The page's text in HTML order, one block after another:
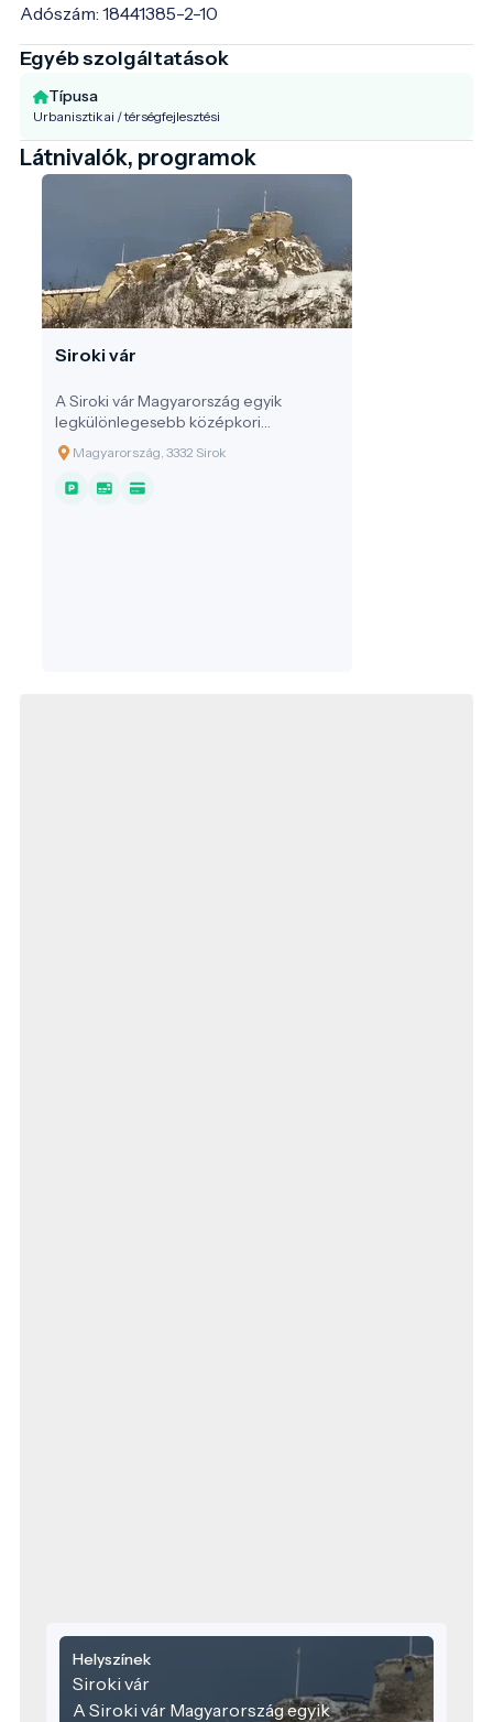
Adószám: 18441385-2-10
Egyéb szolgáltatások
Típusa
Urbanisztikai / térségfejlesztési
Látnivalók, programok
Siroki vár
A Siroki vár Magyarország egyik
legkülönlegesebb középkori
erődítménye, amely nem csupán a tájra
épült, hanem szó szerint a sziklából
született.
Magyarország, 3332 Sirok
Helyszínek
Siroki vár
A Siroki vár Magyarország egyik